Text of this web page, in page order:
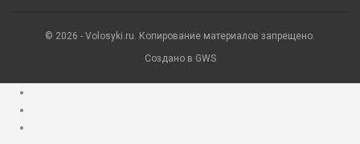
© 2026 - Volosyki.ru. Копирование материалов запрещено.
Создано в GWS